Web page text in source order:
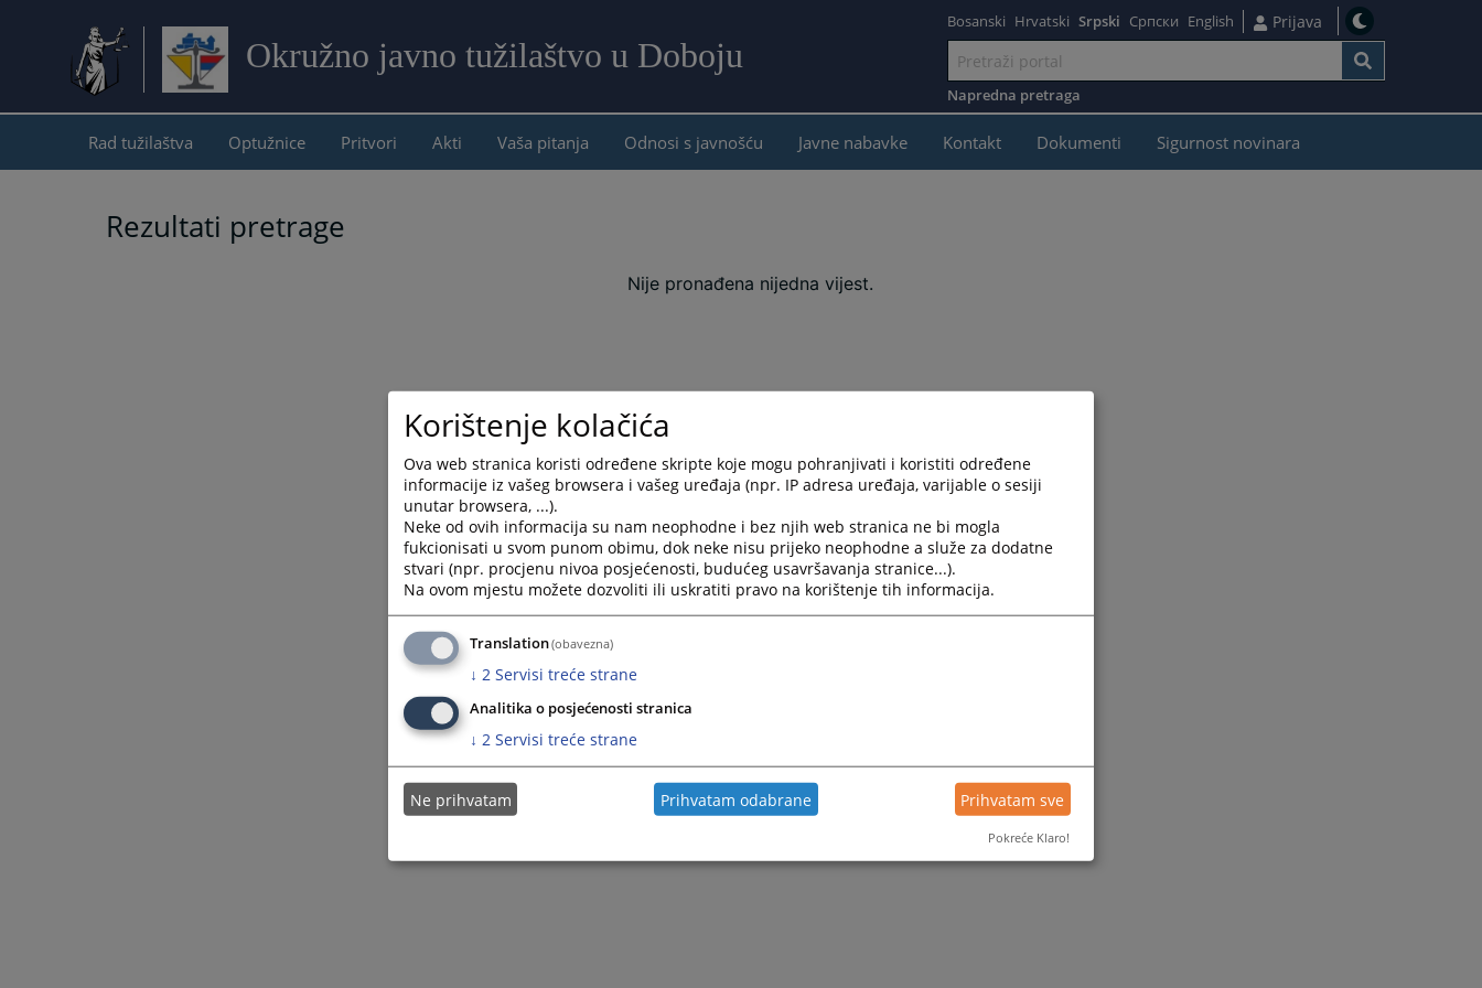
Okružno javno tužilaštvo u Doboju
sadržaj
Bosanski Hrvatski Srpski Српски English Prijava
Napredna pretraga
Rad tužilaštva Optužnice Pritvori Akti Vaša pitanja Odnosi s javnošću Javne nabavke Kontakt Dokumenti Sigurnost novinara
Rezultati pretrage
Nije pronađena nijedna vijest.
Korištenje kolačića
Ova web stranica koristi određene skripte koje mogu pohranjivati i koristiti određene
informacije iz vašeg browsera i vašeg uređaja (npr. IP adresa uređaja, varijable o sesiji
unutar browsera, ...).
Neke od ovih informacija su nam neophodne i bez njih web stranica ne bi mogla
fukcionisati u svom punom obimu, dok neke nisu prijeko neophodne a služe za dodatne
stvari (npr. procjenu nivoa posjećenosti, budućeg usavršavanja stranice...).
Na ovom mjestu možete dozvoliti ili uskratiti pravo na korištenje tih informacija.
Translation(obavezna)
↓ 2 Servisi treće strane
Analitika o posjećenosti stranica
↓ 2 Servisi treće strane
Ne prihvatam Prihvatam odabrane Prihvatam sve
Pokreće Klaro!